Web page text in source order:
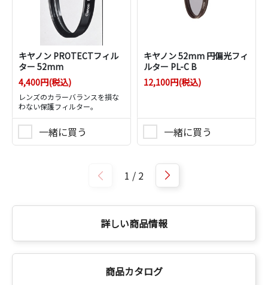
キヤノン PROTECTフィル
ター 52mm
レンズのカラーバランスを損な
わない保護フィルター。
4,400円(税込)
一緒に買う
キヤノン 52mm 円偏光フィ
ルター PL-C B
12,100円(税込)
一緒に買う
1 / 2
詳しい商品情報
商品カタログ